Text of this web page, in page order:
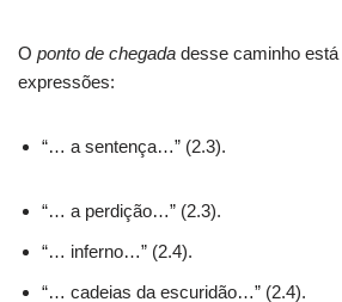
O ponto de chegada desse caminho
expressões:
“… a sentença…” (2.3).
“… a perdição…” (2.3).
“… inferno…” (2.4).
“… cadeias da escuridão…” (2.4).